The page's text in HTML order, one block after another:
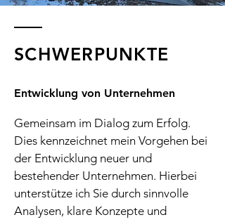
Entwicklung von Unternehmen
Gemeinsam im Dialog zum Erfolg.
Dies kennzeichnet mein Vorgehen bei
der Entwicklung neuer und
bestehender Unternehmen. Hierbei
unterstütze ich Sie durch sinnvolle
Analysen, klare Konzepte und
SCHWERPUNKTE